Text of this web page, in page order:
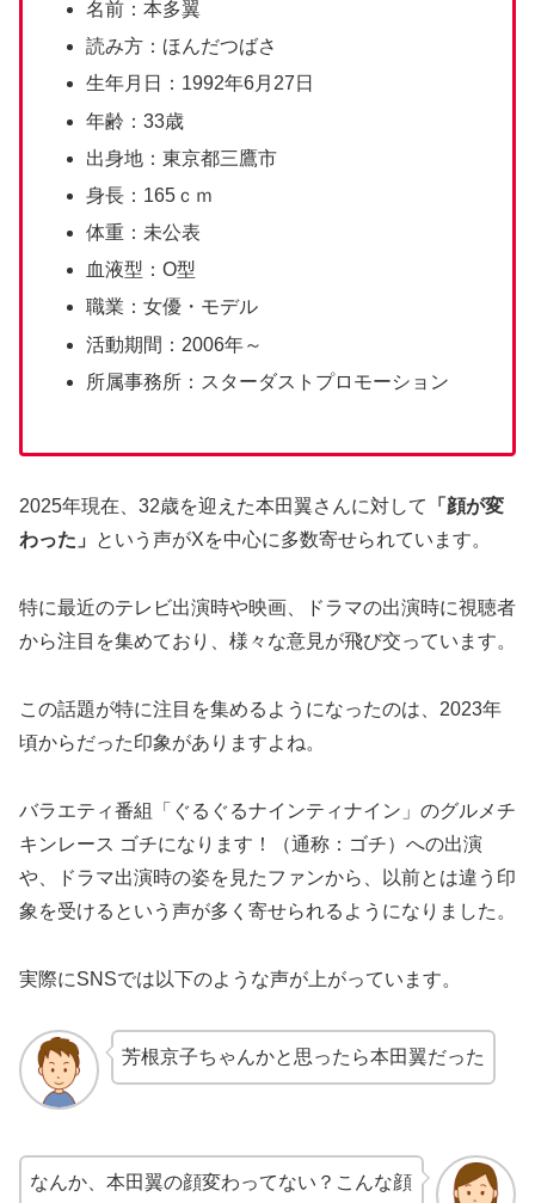
名前：本多翼
読み方：ほんだつばさ
生年月日：1992年6月27日
年齢：33歳
出身地：東京都三鷹市
身長：165ｃｍ
体重：未公表
血液型：O型
職業：女優・モデル
活動期間：2006年～
所属事務所：スターダストプロモーション
2025年現在、32歳を迎えた本田翼さんに対して
「顔が変
わった」
という声がXを中心に多数寄せられています。
特に最近のテレビ出演時や映画、ドラマの出演時に視聴者
から注目を集めており、様々な意見が飛び交っています。
この話題が特に注目を集めるようになったのは、2023年
頃からだった印象がありますよね。
バラエティ番組「ぐるぐるナインティナイン」のグルメチ
キンレース ゴチになります！（通称：ゴチ）への出演
や、ドラマ出演時の姿を見たファンから、以前とは違う印
象を受けるという声が多く寄せられるようになりました。
実際にSNSでは以下のような声が上がっています。
芳根京子ちゃんかと思ったら本田翼だった
なんか、本田翼の顔変わってない？こんな顔